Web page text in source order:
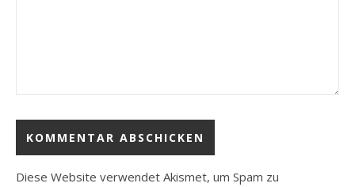
Diese Website verwendet Akismet, um Spam zu